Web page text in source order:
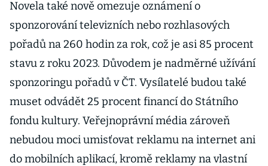
350 lidí, uvedl
ředitel České
televize
Souček
Novela také nově omezuje oznámení o
sponzorování televizních nebo rozhlasových
pořadů na 260 hodin za rok, což je asi 85 procent
stavu z roku 2023. Důvodem je nadměrné užívání
sponzoringu pořadů v ČT. Vysílatelé budou také
muset odvádět 25 procent financí do Státního
fondu kultury. Veřejnoprávní média zároveň
nebudou moci umisťovat reklamu na internet ani
do mobilních aplikací, kromě reklamy na vlastní